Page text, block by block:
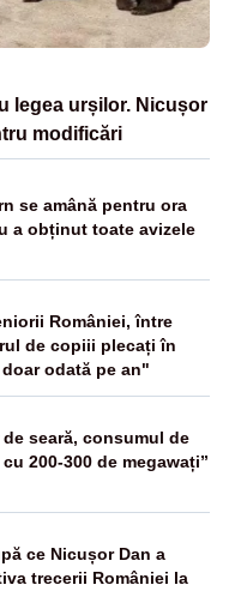
legea urșilor. Nicușor
modificări
se amână pentru ora
a obținut toate avizele
României, între
de copiii plecați în
odată pe an"
seară, consumul de
200-300 de megawați”
ce Nicușor Dan a
trecerii României la